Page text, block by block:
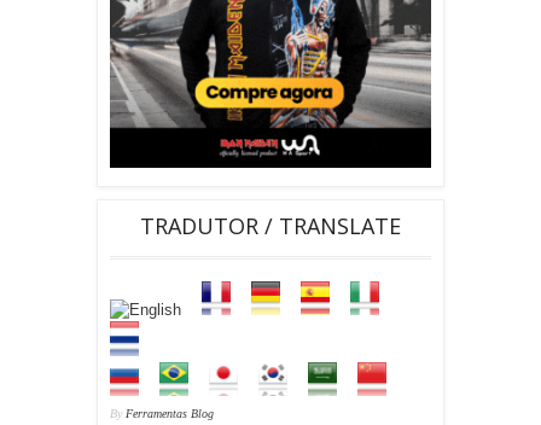
TRADUTOR / TRANSLATE
By Ferramentas Blog